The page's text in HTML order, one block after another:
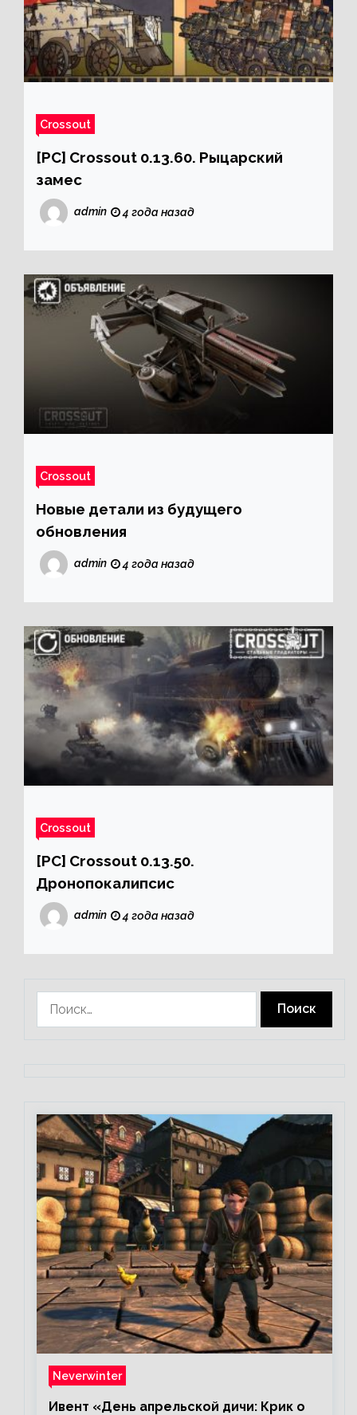
Crossout
[PC] Crossout 0.13.60. Рыцарский
замес
admin 4 года назад
Crossout
Новые детали из будущего
обновления
admin 4 года назад
Crossout
[PC] Crossout 0.13.50.
Дронопокалипсис
admin 4 года назад
Neverwinter
Ивент «День апрельской дичи: Крик о